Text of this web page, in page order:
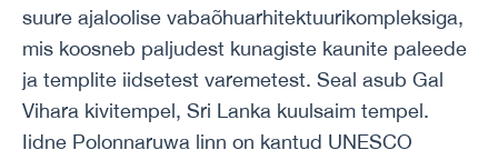
suure ajaloolise vabaõhuarhitektuurikompleksiga,
mis koosneb paljudest kunagiste kaunite paleede
ja templite iidsetest varemetest. Seal asub Gal
Vihara kivitempel, Sri Lanka kuulsaim tempel.
Iidne Polonnaruwa linn on kantud UNESCO